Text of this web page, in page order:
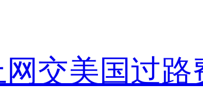
交美国过